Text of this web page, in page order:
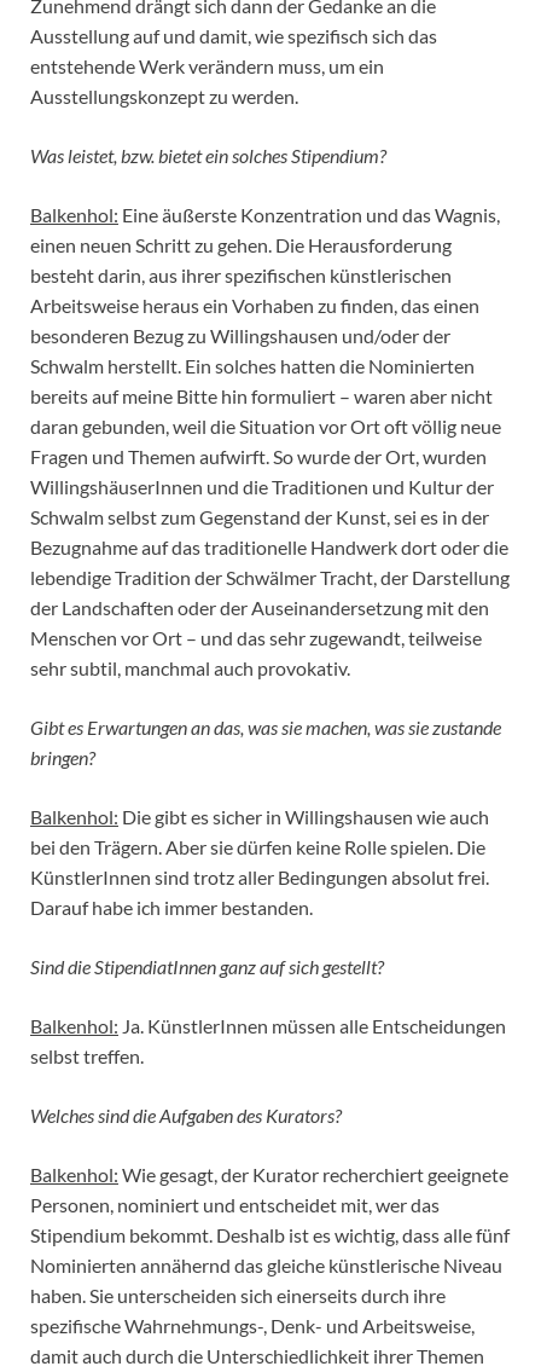
Zunehmend drängt sich dann der Gedanke an die
Ausstellung auf und damit, wie spezifisch sich das
entstehende Werk verändern muss, um ein
Ausstellungskonzept zu werden.
Was leistet, bzw. bietet ein solches Stipendium?
Balkenhol: Eine äußerste Konzentration und das Wagnis,
einen neuen Schritt zu gehen. Die Herausforderung
besteht darin, aus ihrer spezifischen künstlerischen
Arbeitsweise heraus ein Vorhaben zu finden, das einen
besonderen Bezug zu Willingshausen und/oder der
Schwalm herstellt. Ein solches hatten die Nominierten
bereits auf meine Bitte hin formuliert – waren aber nicht
daran gebunden, weil die Situation vor Ort oft völlig neue
Fragen und Themen aufwirft. So wurde der Ort, wurden
WillingshäuserInnen und die Traditionen und Kultur der
Schwalm selbst zum Gegenstand der Kunst, sei es in der
Bezugnahme auf das traditionelle Handwerk dort oder die
lebendige Tradition der Schwälmer Tracht, der Darstellung
der Landschaften oder der Auseinandersetzung mit den
Menschen vor Ort – und das sehr zugewandt, teilweise
sehr subtil, manchmal auch provokativ.
Gibt es Erwartungen an das, was sie machen, was sie zustande
bringen?
Balkenhol: Die gibt es sicher in Willingshausen wie auch
bei den Trägern. Aber sie dürfen keine Rolle spielen. Die
KünstlerInnen sind trotz aller Bedingungen absolut frei.
Darauf habe ich immer bestanden.
Sind die StipendiatInnen ganz auf sich gestellt?
Balkenhol: Ja. KünstlerInnen müssen alle Entscheidungen
selbst treffen.
Welches sind die Aufgaben des Kurators?
Balkenhol: Wie gesagt, der Kurator recherchiert geeignete
Personen, nominiert und entscheidet mit, wer das
Stipendium bekommt. Deshalb ist es wichtig, dass alle fünf
Nominierten annähernd das gleiche künstlerische Niveau
haben. Sie unterscheiden sich einerseits durch ihre
spezifische Wahrnehmungs-, Denk- und Arbeitsweise,
damit auch durch die Unterschiedlichkeit ihrer Themen